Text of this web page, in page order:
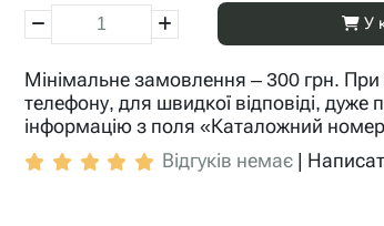
У
Мінімальне замовлення – 300 грн.
телефону, для швидкої відповіді, дуже
інформацію з поля «Каталожний
Відгуків немає |